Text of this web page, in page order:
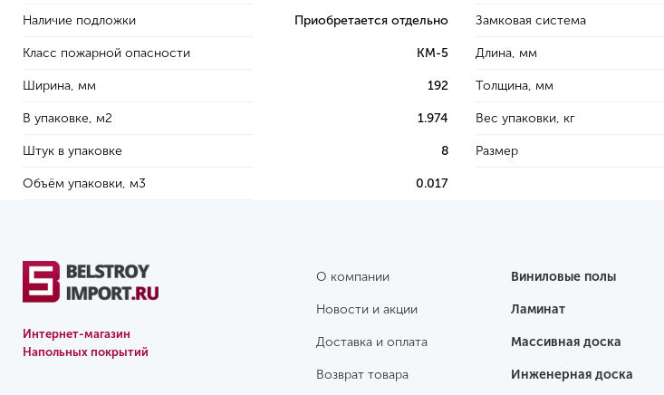
Наличие подложки Приобретается отдельно
Класс пожарной опасности КМ-5
Ширина, мм 192
В упаковке, м2 1.974
Штук в упаковке 8
Объём упаковки, м3 0.017
Замковая система
Длина, мм
Толщина, мм
Вес упаковки, кг
Размер
Интернет-магазин
Напольных покрытий
О компании
Новости и акции
Доставка и оплата
Возврат товара
Виниловые полы
Ламинат
Массивная доска
Инженерная доска